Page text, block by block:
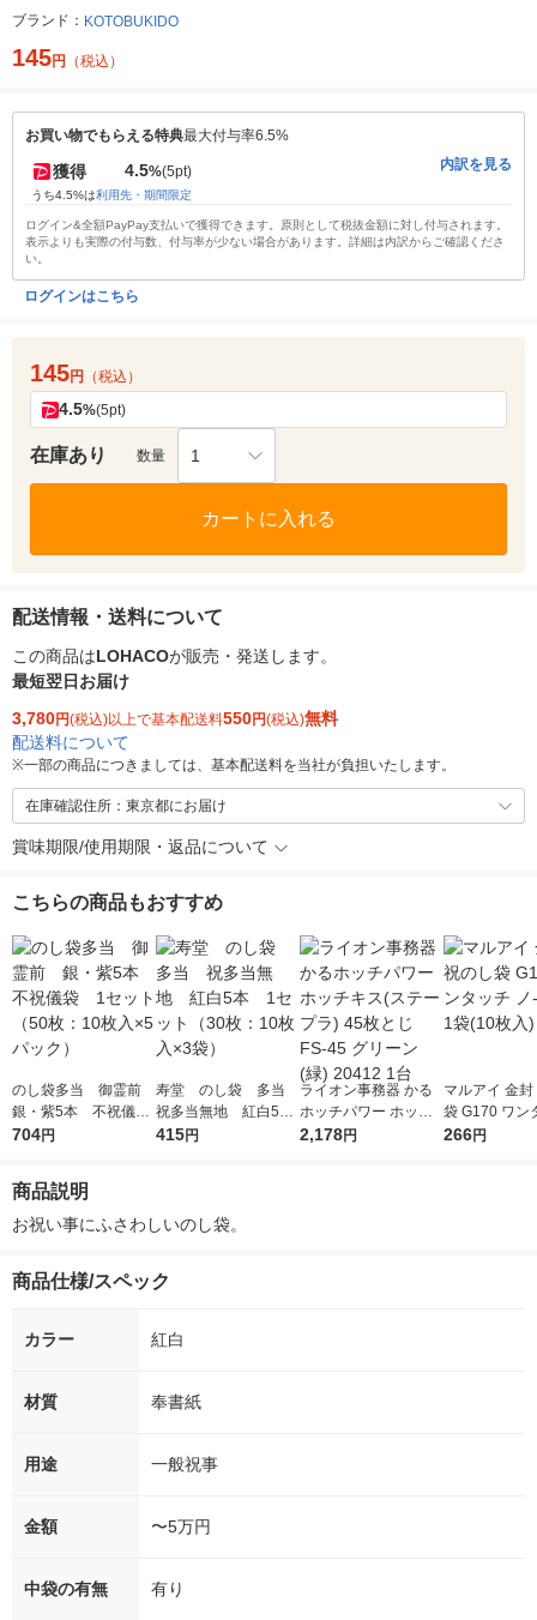
ブランド： KOTOBUKIDO
145円 （税込）
お買い物でもらえる特典最大付与率6.5%
獲得 4.5%(5pt)
うち4.5%は利用先・期間限定
内訳を見る
ログイン&全額PayPay支払いで獲得できます。原則として税抜金額に対し付与されます。
表示よりも実際の付与数、付与率が少ない場合があります。詳細は内訳からご確認くださ
い。
ログインはこちら
145円 （税込）
4.5%(5pt)
在庫あり 数量 1
カートに入れる
配送情報・送料について
この商品はLOHACOが販売・発送します。
最短翌日お届け
3,780円(税込)以上で基本配送料550円(税込)無料
配送料について
※一部の商品につきましては、基本配送料を当社が負担いたします。
在庫確認住所：東京都にお届け
賞味期限/使用期限・返品について
こちらの商品もおすすめ
のし袋多当 御霊前
銀・紫5本 不祝儀
袋 1セット（50枚：
704円
寿堂 のし袋 多当
祝多当無地 紅白5
本 1セット（30枚：
415円
ライオン事務器 かる
ホッチパワー ホッチ
キス(ステープラ) 45
2,178円
マルアイ 金
袋 G170 ワン
ノ-G170 1袋
266円
商品説明
お祝い事にふさわしいのし袋。
商品仕様/スペック
カラー 紅白
材質 奉書紙
用途 一般祝事
金額 〜5万円
中袋の有無 有り